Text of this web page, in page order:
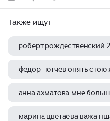
Также ищут
роберт рождественский
федор тютчев опять стою
анна ахматова мне